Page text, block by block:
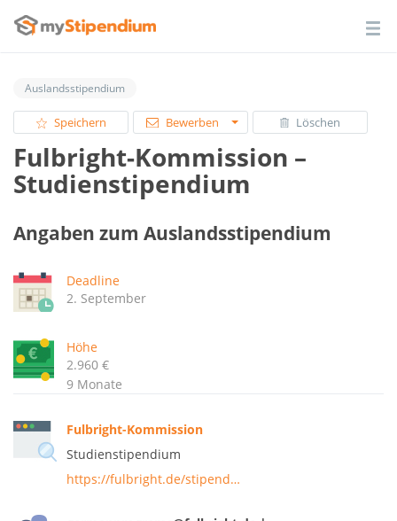
Auslandsstipendium
Speichern Bewerben Löschen
Fulbright-Kommission –
Studienstipendium
Angaben zum Auslandsstipendium
Deadline
2. September
Höhe
2.960 €
9 Monate
Fulbright-Kommission
Studienstipendium
https://fulbright.de/stipend…